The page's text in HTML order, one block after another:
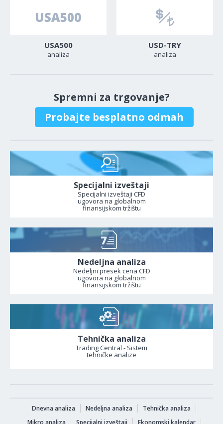
USA500
analiza
USD-TRY
analiza
Spremni za trgovanje?
Probajte besplatno odmah
Specijalni izveštaji
Specijalni izveštaji CFD
ugovora na globalnom
finansijskom tržištu
Nedeljna analiza
Nedeljni presek cena CFD
ugovora na globalnom
finansijskom tržištu
Tehnička analiza
Trading Central - Sistem
tehničke analize
Dnevna analiza Nedeljna analiza
Tehnička analiza
Mikro analiza
Specijalni izveštaji Ekonomski kalendar